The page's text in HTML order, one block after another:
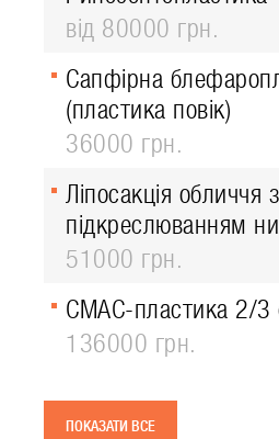
від 80000 грн.
Сапфірна
(пластика повік)
36000 грн.
Ліпосакція обличчя з
підкреслюванням
51000 грн.
СМАС-пластика 2/3
136000 грн.
ПОКАЗАТИ ВСЕ